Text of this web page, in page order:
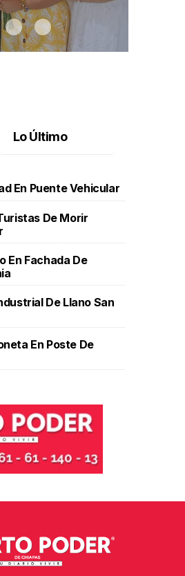
especial
especial
Lo Último
En Puente Vehicular
De Morir
En Fachada De
De Llano San
En Poste De